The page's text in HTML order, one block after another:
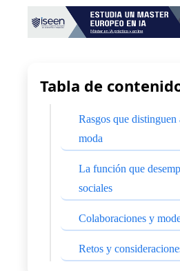
Tabla de
Rasgos que
moda
La función que
sociales
Colaboraciones y
Retos y